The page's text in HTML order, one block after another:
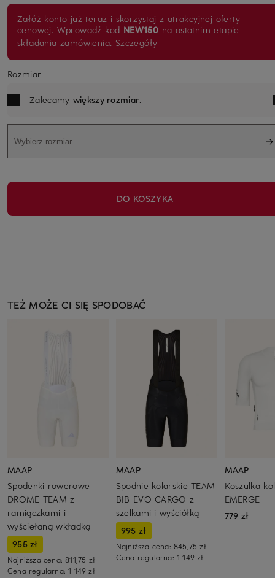
Załóż konto już teraz i skorzystaj z atrakcyjnej oferty
cenowej. Wprowadź kod NEW150 na ostatnim etapie
składania zamówienia. Szczegóły
Rozmiar
Zalecamy większy rozmiar.
Wybierz rozmiar
DO KOSZYKA
TEŻ MOŻE CI SIĘ SPODOBAĆ
MAAP
Spodenki rowerowe
DROME TEAM z
ramiączkami i
wyściełaną wkładką
955 zł
Najniższa cena:811,75 zł
Cena regularna:1 149 zł
MAAP
Spodnie kolarskie TEAM
BIB EVO CARGO z
szelkami i wyściółką
995 zł
Najniższa cena: 845,75 zł
Cena regularna: 1 149 zł
MAAP
Koszulka
EMERGE
779 zł